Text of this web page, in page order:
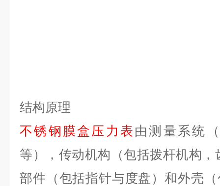
结构原理
不锈钢膜盒压力表 由测量系统
等），传动机构（包括拨杆机构
部件（包括指针与度盘）和外壳